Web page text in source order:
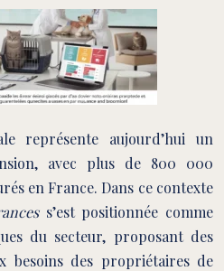
représente aujourd’hui un
avec plus de 800 000
en France. Dans ce contexte
s’est positionnée comme
du secteur, proposant des
besoins des propriétaires de